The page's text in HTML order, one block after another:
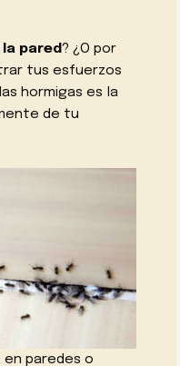
pared? ¿O por
tus esfuerzos
hormigas es la
de tu
en paredes o